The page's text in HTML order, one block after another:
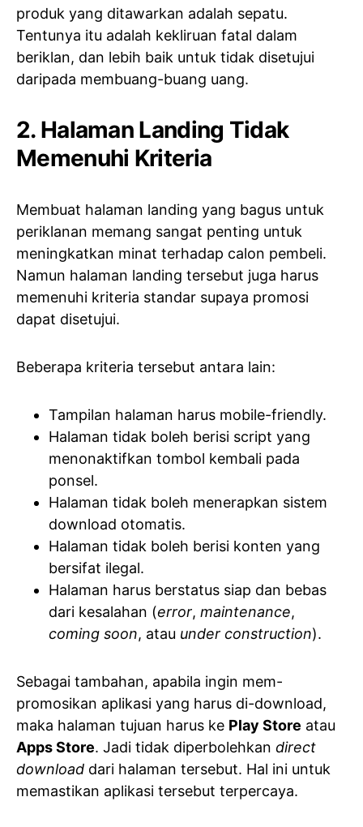
produk yang ditawarkan adalah sepatu.
Tentunya itu adalah kekliruan fatal dalam
beriklan, dan lebih baik untuk tidak disetujui
daripada membuang-buang uang.
2. Halaman Landing Tidak
Memenuhi Kriteria
Membuat halaman landing yang bagus untuk
periklanan memang sangat penting untuk
meningkatkan minat terhadap calon pembeli.
Namun halaman landing tersebut juga harus
memenuhi kriteria standar supaya promosi
dapat disetujui.
Beberapa kriteria tersebut antara lain:
Tampilan halaman harus mobile-friendly.
Halaman tidak boleh berisi script yang
menonaktifkan tombol kembali pada
ponsel.
Halaman tidak boleh menerapkan sistem
download otomatis.
Halaman tidak boleh berisi konten yang
bersifat ilegal.
Halaman harus berstatus siap dan bebas
dari kesalahan (error, maintenance,
coming soon, atau under construction).
Sebagai tambahan, apabila ingin mem-
promosikan aplikasi yang harus di-download,
maka halaman tujuan harus ke Play Store atau
Apps Store. Jadi tidak diperbolehkan direct
download dari halaman tersebut. Hal ini untuk
memastikan aplikasi tersebut terpercaya.